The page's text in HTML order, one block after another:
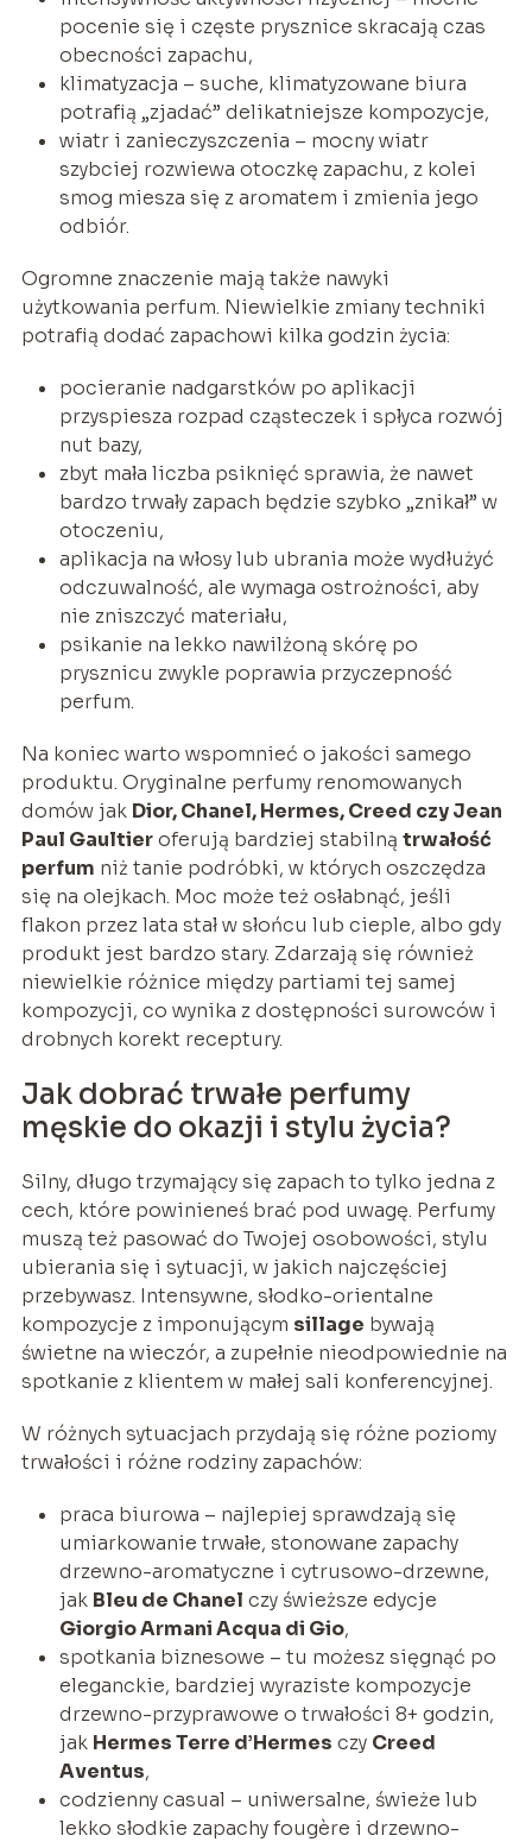
pocenie się i częste prysznice skracają czas
obecności zapachu,
klimatyzacja – suche, klimatyzowane biura
potrafią „zjadać” delikatniejsze kompozycje,
wiatr i zanieczyszczenia – mocny wiatr
szybciej rozwiewa otoczkę zapachu, z kolei
smog miesza się z aromatem i zmienia jego
odbiór.
Ogromne znaczenie mają także nawyki
użytkowania perfum. Niewielkie zmiany techniki
potrafią dodać zapachowi kilka godzin życia:
pocieranie nadgarstków po aplikacji
przyspiesza rozpad cząsteczek i spłyca rozwój
nut bazy,
zbyt mała liczba psiknięć sprawia, że nawet
bardzo trwały zapach będzie szybko „znikał” w
otoczeniu,
aplikacja na włosy lub ubrania może wydłużyć
odczuwalność, ale wymaga ostrożności, aby
nie zniszczyć materiału,
psikanie na lekko nawilżoną skórę po
prysznicu zwykle poprawia przyczepność
perfum.
Na koniec warto wspomnieć o jakości samego
produktu. Oryginalne perfumy renomowanych
domów jak Dior, Chanel, Hermes, Creed czy Jean
Paul Gaultieroferują bardziej stabilną trwałość
perfum niż tanie podróbki, w których oszczędza
się na olejkach. Moc może też osłabnąć, jeśli
flakon przez lata stał w słońcu lub cieple, albo gdy
produkt jest bardzo stary. Zdarzają się również
niewielkie różnice między partiami tej samej
kompozycji, co wynika z dostępności surowców i
drobnych korekt receptury.
Jak dobrać trwałe perfumy
męskie do okazji i stylu życia?
Silny, długo trzymający się zapach to tylko jedna z
cech, które powinieneś brać pod uwagę. Perfumy
muszą też pasować do Twojej osobowości, stylu
ubierania się i sytuacji, w jakich najczęściej
przebywasz. Intensywne, słodko-orientalne
kompozycje z imponującym sillage bywają
świetne na wieczór, a zupełnie nieodpowiednie na
spotkanie z klientem w małej sali konferencyjnej.
W różnych sytuacjach przydają się różne poziomy
trwałości i różne rodziny zapachów:
praca biurowa – najlepiej sprawdzają się
umiarkowanie trwałe, stonowane zapachy
drzewno-aromatyczne i cytrusowo-drzewne,
jak Bleu de Chanel czy świeższe edycje
Giorgio Armani Acqua di Gio,
spotkania biznesowe – tu możesz sięgnąć po
eleganckie, bardziej wyraziste kompozycje
drzewno-przyprawowe o trwałości 8+ godzin,
jak Hermes Terre d’Hermes czy Creed
Aventus,
codzienny casual – uniwersalne, świeże lub
lekko słodkie zapachy fougère i drzewno-